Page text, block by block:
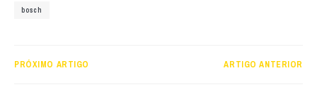
bosch
PRÓXIMO ARTIGO ARTIGO ANTERIOR